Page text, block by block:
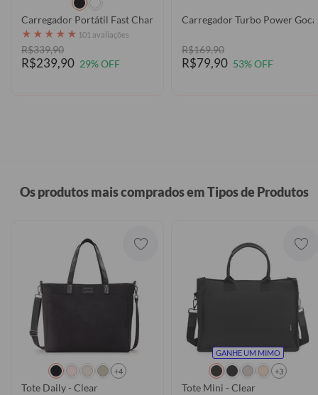
Carregador Portátil Fast Charge - Corações Flutuantes Manuscrita
★ ★ ★ ★ ★ 101 avaliações
R$339,90
R$239,90 29% OFF
R$169,90
R$79,90 53% OFF
Os produtos mais comprados em Tipos de Produtos
+4
Tote Daily - Clear
GANHE UM MIMO
+3
Tote Mini - Clear